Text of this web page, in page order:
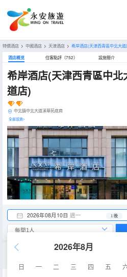
特價酒店 > 中國酒店 > 天津酒店 > 希岸酒店(天津西青區中北大道
酒店概览 住客點評（752） 設施簡介
希岸酒店(天津西青區中北
道店)
中北鎮中北大道溪華苑底商
全部設施>
2026年08月10日 週一 1 晚
2026年8月
日 一 二 三 四 五